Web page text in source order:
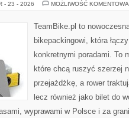
- 23 - 2026 MOŻLIWOŚĆ
TeamBike.pl to
bikepackingowi, która
konkretnymi poradami. To
które chcą ruszyć szerzej
przejażdżkę, a rower
lecz również jako bilet do
wyprawami w Polsce i za